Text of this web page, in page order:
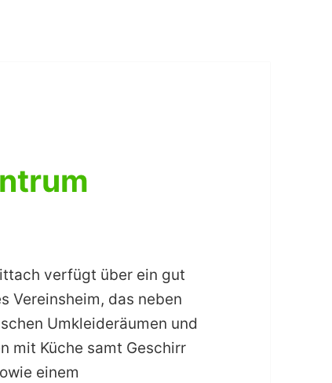
verfügt über ein gut
Vereinsheim, das neben
Umkleideräumen und
mit Küche samt Geschirr
einem